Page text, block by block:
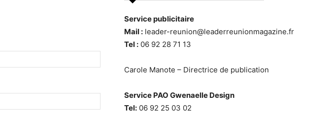
Service publicitaire
Mail : leader-reunion@leaderreunionmagazine.fr
Tel : 06 92 28 71 13
Carole Manote – Directrice de publication
Service PAO Gwenaelle Design
Tel: 06 92 25 03 02